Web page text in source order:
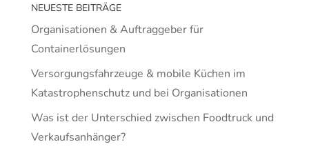
NEUESTE BEITRÄGE
Organisationen & Auftraggeber für
Containerlösungen
Versorgungsfahrzeuge & mobile Küchen im
Katastrophenschutz und bei Organisationen
Was ist der Unterschied zwischen Foodtruck und
Verkaufsanhänger?